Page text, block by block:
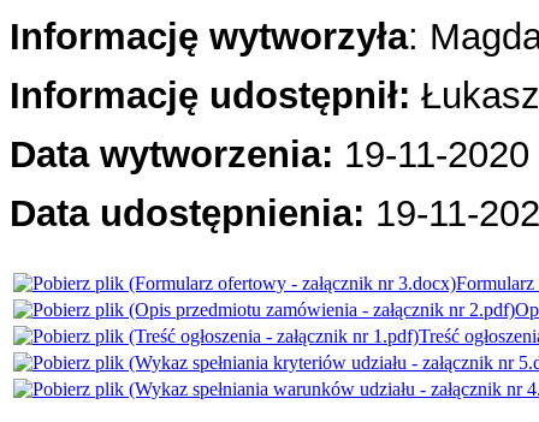
Informację wytworzyła:
Informację udostępnił:
Data wytworzenia: 19-11-2020
Data udostępnienia: 19-11-
Formularz
Treść